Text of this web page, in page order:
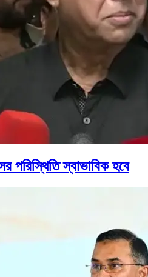
পরিস্থিতি স্বাভাবিক হবে